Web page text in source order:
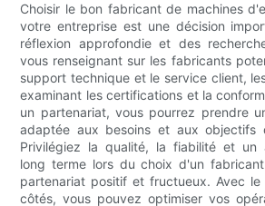
Choisir le bon fabricant de machines
votre entreprise est une décision
réflexion approfondie et des
vous renseignant sur les fabricants
support technique et le service client,
examinant les certifications et la
un partenariat, vous pourrez prendre
adaptée aux besoins et aux objectifs
Privilégiez la qualité, la fiabilité et un
long terme lors du choix d'un
partenariat positif et fructueux. Avec
côtés, vous pouvez optimiser vos